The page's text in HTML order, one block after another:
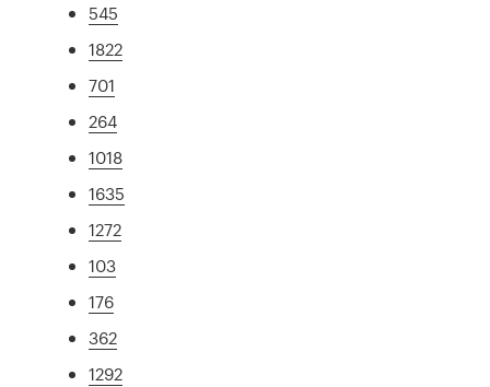
545
1822
701
264
1018
1635
1272
103
176
362
1292